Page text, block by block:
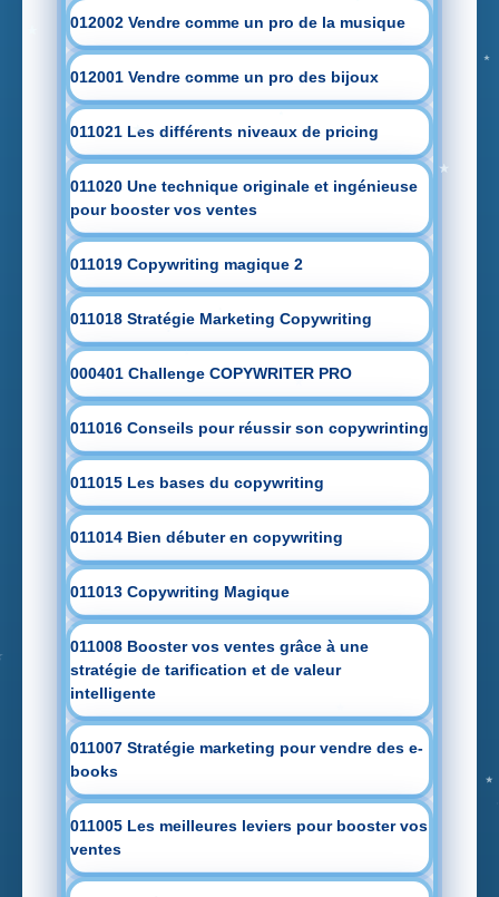
012002 Vendre comme un pro de la musique
012001 Vendre comme un pro des bijoux
011021 Les différents niveaux de pricing
011020 Une technique originale et ingénieuse
pour booster vos ventes
011019 Copywriting magique 2
011018 Stratégie Marketing Copywriting
000401 Challenge COPYWRITER PRO
011016 Conseils pour réussir son copywrinting
011015 Les bases du copywriting
011014 Bien débuter en copywriting
011013 Copywriting Magique
011008 Booster vos ventes grâce à une
stratégie de tarification et de valeur
intelligente
011007 Stratégie marketing pour vendre des e-
books
011005 Les meilleures leviers pour booster vos
ventes